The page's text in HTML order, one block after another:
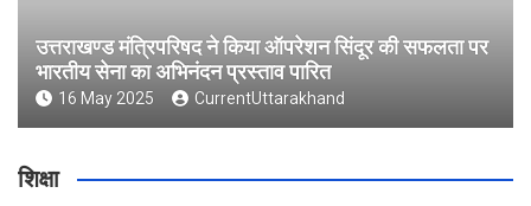
उत्तराखण्ड मंत्रिपरिषद ने किया ऑपरेशन सिंदूर की सफलता पर
भारतीय सेना का अभिनंदन प्रस्ताव पारित
16 May 2025 CurrentUttarakhand
शिक्षा